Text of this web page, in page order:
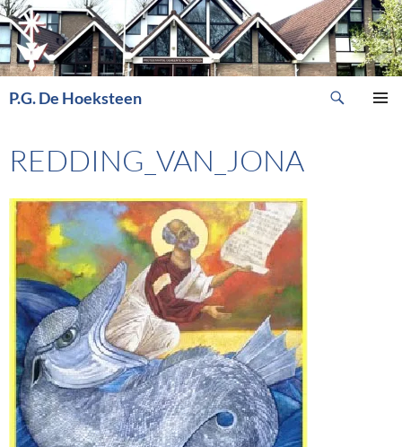
Ga
naar
de
inhoud
P.G. De Hoeksteen
REDDING_VAN_JONA